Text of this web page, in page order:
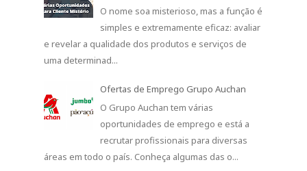
O nome soa misterioso, mas a função é
simples e extremamente eficaz: avaliar
e revelar a qualidade dos produtos e serviços de
uma determinad...
Ofertas de Emprego Grupo Auchan
O Grupo Auchan tem várias
oportunidades de emprego e está a
recrutar profissionais para diversas
áreas em todo o país. Conheça algumas das o...